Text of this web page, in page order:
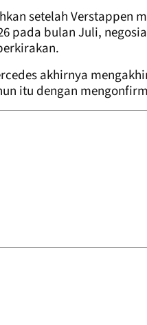
setelah Verstappen
pada bulan Juli,
akhirnya
itu dengan